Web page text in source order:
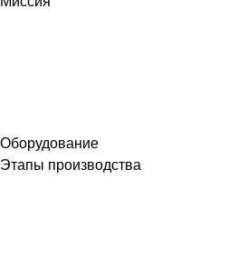
Оборудование
Этапы производства